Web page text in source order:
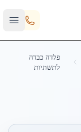
פלדה כבדה
לתשתיות